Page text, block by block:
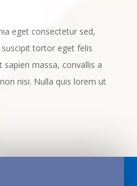
eget consectetur sed,
suscipit tortor eget felis
massa, convallis a
nisi. Nulla quis lorem ut